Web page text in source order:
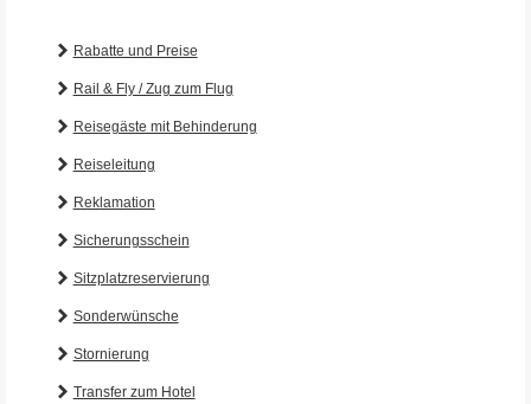
Rabatte und Preise
Rail & Fly / Zug zum Flug
Reisegäste mit Behinderung
Reiseleitung
Reklamation
Sicherungsschein
Sitzplatzreservierung
Sonderwünsche
Stornierung
Transfer zum Hotel